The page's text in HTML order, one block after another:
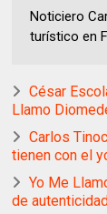
Noticiero
turístico en
César
Llamo
Carlos
tienen con el
Yo Me
de